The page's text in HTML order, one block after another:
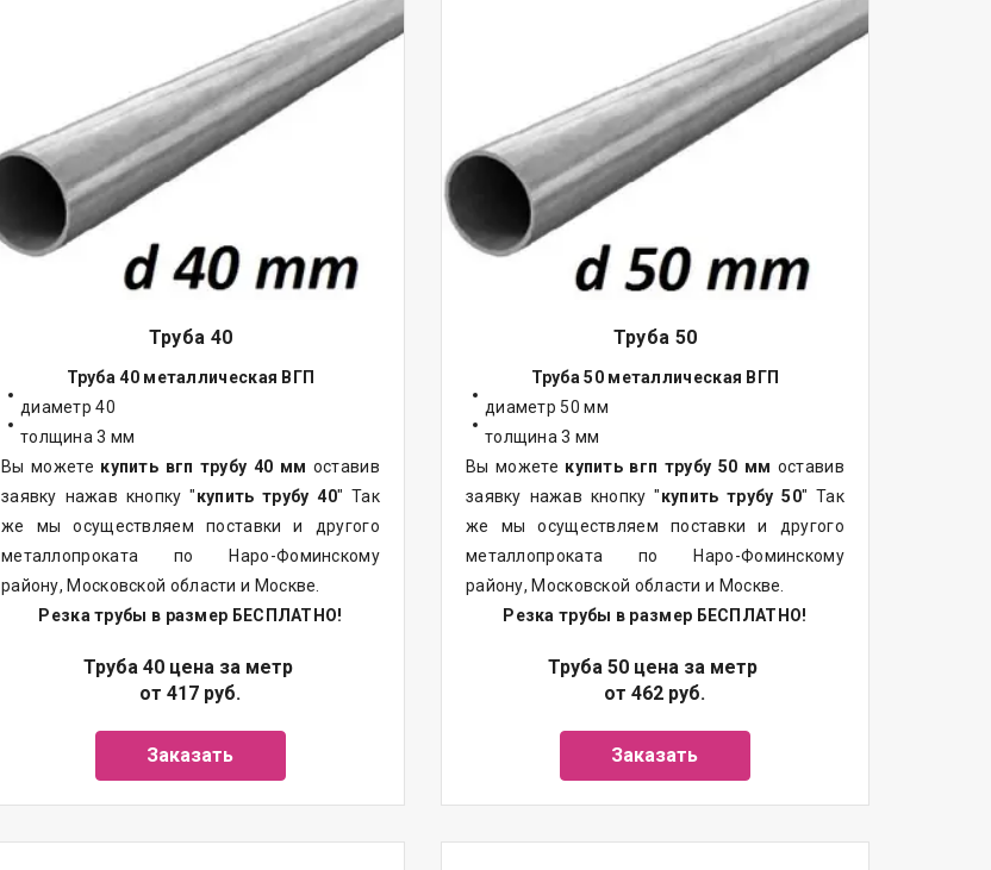
Труба 40
Труба 40 металлическая ВГП
диаметр 40
толщина 3 мм
Вы можете купить вгп трубу 40 мм оставив
заявку нажав кнопку "купить трубу 40" Так
же мы осуществляем поставки и другого
металлопроката по Наро-Фоминскому
району, Московской области и Москве.
Резка трубы в размер БЕСПЛАТНО!
Труба 40 цена за метр
от 417 руб.
Заказать
Труба 50
Труба 50 металлическая ВГП
диаметр 50 мм
толщина 3 мм
Вы можете купить вгп трубу 50 мм оставив
заявку нажав кнопку "купить трубу 50" Так
же мы осуществляем поставки и другого
металлопроката по Наро-Фоминскому
району, Московской области и Москве.
Резка трубы в размер БЕСПЛАТНО!
Труба 50 цена за метр
от 462 руб.
Заказать